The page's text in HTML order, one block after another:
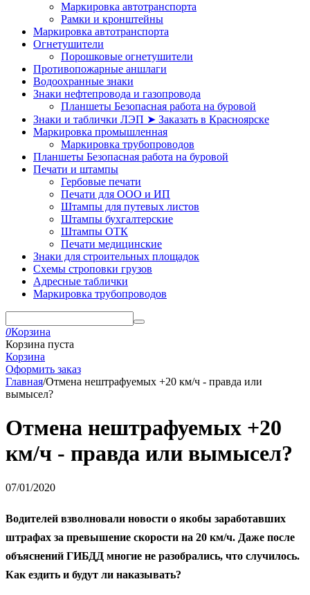
Маркировка автотранспорта
Рамки и кронштейны
Маркировка автотранспорта
Огнетушители
Порошковые огнетушители
Противопожарные аншлаги
Водоохранные знаки
Знаки нефтепровода и газопровода
Планшеты Безопасная работа на буровой
Знаки и таблички ЛЭП ➤ Заказать в Красноярске
Маркировка промышленная
Маркировка трубопроводов
Планшеты Безопасная работа на буровой
Печати и штампы
Гербовые печати
Печати для ООО и ИП
Штампы для путевых листов
Штампы бухгалтерские
Штампы ОТК
Печати медицинские
Знаки для строительных площадок
Схемы строповки грузов
Адресные таблички
Маркировка трубопроводов
0Корзина
Корзина пуста
Корзина
Оформить заказ
Главная/Отмена нештрафуемых +20 км/ч - правда или
вымысел?
Отмена нештрафуемых +20
км/ч - правда или вымысел?
07/01/2020
Водителей взволновали новости о якобы заработавших
штрафах за превышение скорости на 20 км/ч. Даже после
объяснений ГИБДД многие не разобрались, что случилось.
Как ездить и будут ли наказывать?